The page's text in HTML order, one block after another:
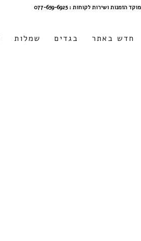
מוקד הזמנות ושירות לקוחות : 077-659-6925
חדש באתר בגדים שמלות